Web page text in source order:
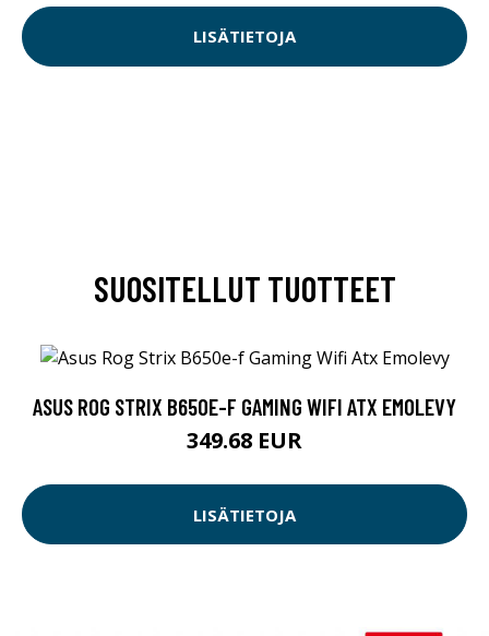
LISÄTIETOJA
SUOSITELLUT TUOTTEET
ASUS ROG STRIX B650E-F GAMING WIFI ATX EMOLEVY
349.68 EUR
LISÄTIETOJA